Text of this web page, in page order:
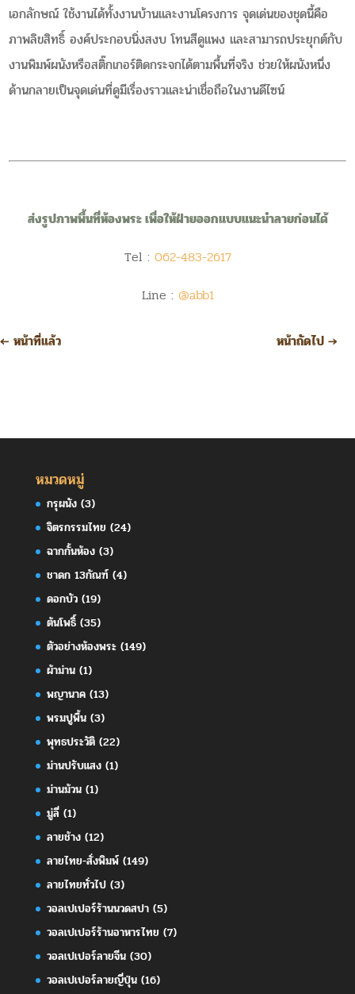
เอกลักษณ์ ใช้งานได้ทั้งงานบ้านและงานโครงการ จุดเด่นของชุดนี้คือ
ภาพลิขสิทธิ์ องค์ประกอบนิ่งสงบ โทนสีดูแพง และสามารถประยุกต์กับ
งานพิมพ์ผนังหรือสติ๊กเกอร์ติดกระจกได้ตามพื้นที่จริง ช่วยให้ผนังหนึ่ง
ด้านกลายเป็นจุดเด่นที่ดูมีเรื่องราวและน่าเชื่อถือในงานดีไซน์
ส่งรูปภาพพื้นที่ห้องพระ เพื่อให้ฝ่ายออกแบบแนะนำลายก่อนได้
Tel : 062-483-2617
Line : @abb1
← หน้าที่แล้ว หน้าถัดไป→
หมวดหมู่
กรุผนัง(3)
จิตรกรรมไทย (24)
ฉากกั้นห้อง(3)
ชาดก 13กัณฑ์(4)
ดอกบัว(19)
ต้นโพธิ์(35)
ตัวอย่างห้องพระ(149)
ผ้าม่าน(1)
พญานาค(13)
พรมปูพื้น(3)
พุทธประวัติ(22)
ม่านปรับแสง(1)
ม่านม้วน(1)
มู่ลี่(1)
ลายช้าง(12)
ลายไทย-สั่งพิมพ์(149)
ลายไทยทั่วไป(3)
วอลเปเปอร์ร้านนวดสปา(5)
วอลเปเปอร์ร้านอาหารไทย (7)
วอลเปเปอร์ลายจีน(30)
วอลเปเปอร์ลายญี่ปุ่น(16)